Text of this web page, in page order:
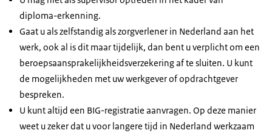
u daadwerkelijk tijdelijk en incidenteel in
Nederland in dit beroep gaat werken
(diensten wilt verrichten)
Er sprake van tijdelijk en incidenteel wanneer u
in Nederland wilt werken voor een periode van:
minder dan een vijfde deel van de voltijds-
arbeidsduur (maximaal 8 uur per week), OF
minder dan 3 maanden per jaar.
voorbereidt. Lees daarom de informatie over de
aan te leverendocumentengoed door zodat u
weet welke u moet aanleveren. Zorg dat u de
documenten in huis heeft voordat u de
aanvraag opstuurt.
Zijn de voorbereidingen in orde? Vul dan het
aanvraagformulier tijdelijke en incidentele
dienstverleningin, print deze uit en onderteken.
Stuur de aanvraag en de documenten op
Stuur het aanvraagformulier met de vereiste
documenten (bewijsstukken) op. Bepaalde
documenten kunt u per
5.
Beoordeling
6.
Ontvangst besluit
diploma-erkenning.
Gaat u als zelfstandig als zorgverlener in Nederland aan het
werk, ook al is dit maar tijdelijk, dan bent u verplicht om een
beroepsaansprakelijkheidsverzekering af te sluiten. U kunt
de mogelijkheden met uw werkgever of opdrachtgever
bespreken.
U kunt altijd een BIG-registratie aanvragen. Op deze manier
weet u zeker dat u voor langere tijd in Nederland werkzaam